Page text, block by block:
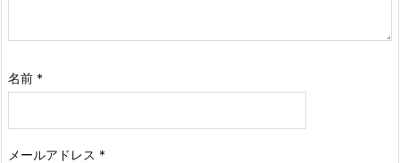
名前 *
メールアドレス *